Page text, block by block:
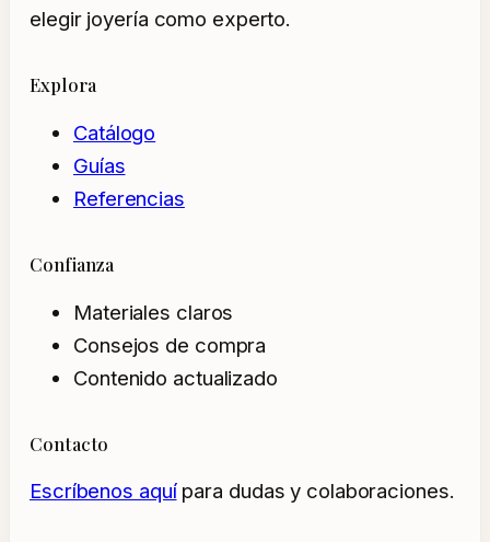
elegir joyería como experto.
Explora
Catálogo
Guías
Referencias
Confianza
Materiales claros
Consejos de compra
Contenido actualizado
Contacto
Escríbenos aquípara dudas y colaboraciones.